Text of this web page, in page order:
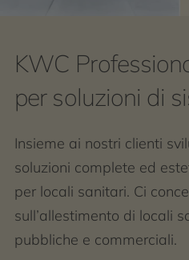
KWC
per soluzioni di
Insieme ai nostri clienti
soluzioni complete ed
per locali sanitari. Ci
sull’allestimento di locali
pubbliche e commerciali.